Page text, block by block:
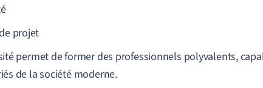
projet
permet de former des professionnels polyvalents,
de la société moderne.